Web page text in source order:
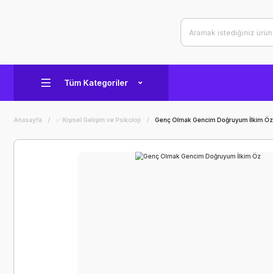
Tüm Kategoriler
Anasayfa ✅ Kişisel Gelişim ve Psikoloji Genç Olmak Gencim Doğruyum İlkim Öz